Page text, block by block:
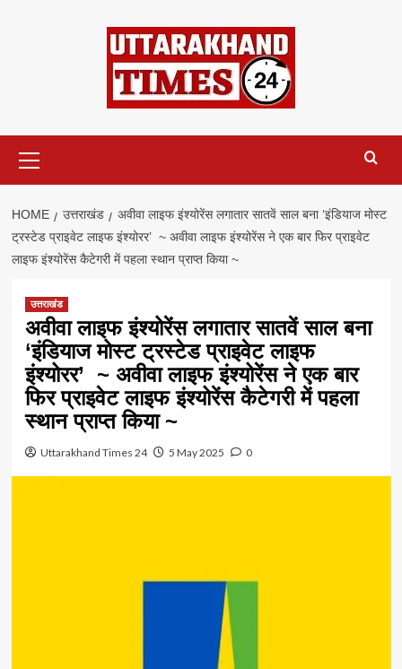
Menu
HOME उत्तराखंड
अवीवा लाइफ इंश्योरेंस लगातार सातवें साल बना ‘इंडियाज मोस्ट
ट्रस्टेड प्राइवेट लाइफ इंश्योरर’ ~ अवीवा लाइफ इंश्योरेंस ने एक बार फिर प्राइवेट
लाइफ इंश्योरेंस कैटेगरी में पहला स्थान प्राप्त किया ~
उत्तराखंड
अवीवा लाइफ इंश्योरेंस लगातार सातवें साल बना
‘इंडियाज मोस्ट ट्रस्टेड प्राइवेट लाइफ
इंश्योरर’ ~ अवीवा लाइफ इंश्योरेंस ने एक बार
फिर प्राइवेट लाइफ इंश्योरेंस कैटेगरी में पहला
स्थान प्राप्त किया ~
Uttarakhand Times 24 5 May 2025 0